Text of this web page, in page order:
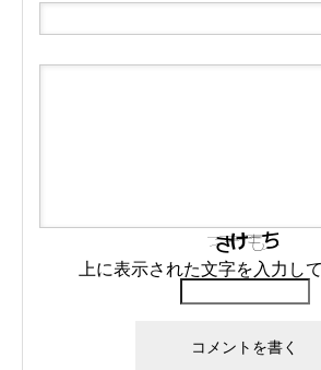
上に表示された文字を入力し